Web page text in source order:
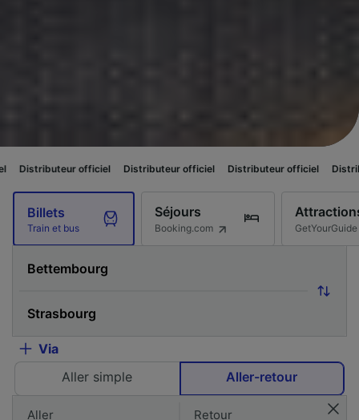
Distributeur officiel Distributeur officiel Distributeur officiel
Billets
Train et bus
Séjours
Booking.com GetYourGuide
Via
Aller simple
Aller-retour
Aller Retour